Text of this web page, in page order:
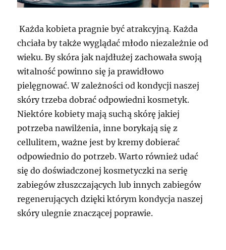
Każda kobieta pragnie być atrakcyjną. Każda
chciała by także wyglądać młodo niezależnie od
wieku. By skóra jak najdłużej zachowała swoją
witalność powinno się ja prawidłowo
pielęgnować. W zależności od kondycji naszej
skóry trzeba dobrać odpowiedni kosmetyk.
Niektóre kobiety mają suchą skórę jakiej
potrzeba nawilżenia, inne borykają się z
cellulitem, ważne jest by kremy dobierać
odpowiednio do potrzeb. Warto również udać
się do doświadczonej kosmetyczki na serię
zabiegów złuszczających lub innych zabiegów
regenerujących dzięki którym kondycja naszej
skóry ulegnie znaczącej poprawie.